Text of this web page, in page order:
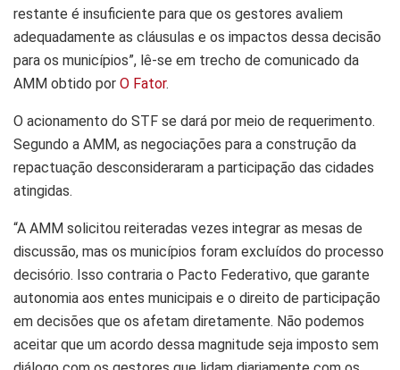
restante é insuficiente para que os gestores avaliem
adequadamente as cláusulas e os impactos dessa decisão
para os municípios”, lê-se em trecho de comunicado da
AMM obtido por O Fator.
O acionamento do STF se dará por meio de requerimento.
Segundo a AMM, as negociações para a construção da
repactuação desconsideraram a participação das cidades
atingidas.
“A AMM solicitou reiteradas vezes integrar as mesas de
discussão, mas os municípios foram excluídos do processo
decisório. Isso contraria o Pacto Federativo, que garante
autonomia aos entes municipais e o direito de participação
em decisões que os afetam diretamente. Não podemos
aceitar que um acordo dessa magnitude seja imposto sem